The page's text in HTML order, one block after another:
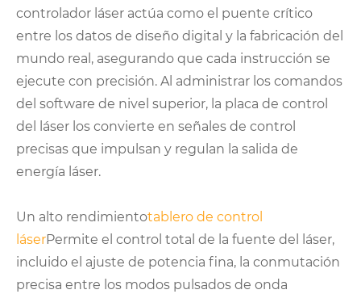
controlador láser actúa como el puente crítico
entre los datos de diseño digital y la fabricación del
mundo real, asegurando que cada instrucción se
ejecute con precisión. Al administrar los comandos
del software de nivel superior, la placa de control
del láser los convierte en señales de control
precisas que impulsan y regulan la salida de
energía láser.
Un alto rendimientotablero de control
láserPermite el control total de la fuente del láser,
incluido el ajuste de potencia fina, la conmutación
precisa entre los modos pulsados ​​de onda